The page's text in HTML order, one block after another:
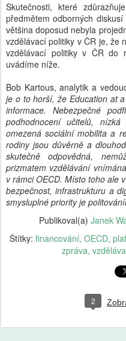
Skutečnosti, které
předmětem odborných
většina doposud nebyla
vzdělávací politiky v ČR je, že
vzdělávací politiky v ČR do
uvádíme níže.
Bob Kartous, analytik a
je o to horší, že Education at
informace. Nebezpečné
podhodnocení učitelů,
omezená sociální mobilita a
rodiny jsou důvěrně a
skutečně odpovědná,
prizmatem vzdělávání
v rámci OECD. Místo toho ale
bezpečnost, infrastrukturu a
smysluplné priority je
Publikoval(a) Janek
Štítky: financování OECD
zpráva
2